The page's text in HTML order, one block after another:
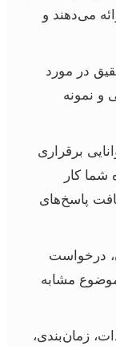
می‌دهند و
در مورد
و نمونه
برقراری
شما کار
پاسخ‌های
درخواست
مشابه
زمان‌بندی،